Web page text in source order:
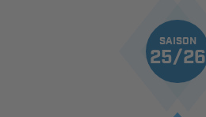
SAISON
25/26